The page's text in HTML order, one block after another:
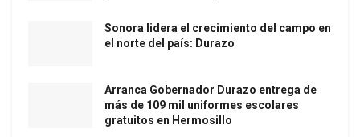
Sonora lidera el crecimiento del campo en
el norte del país: Durazo
Arranca Gobernador Durazo entrega de
más de 109 mil uniformes escolares
gratuitos en Hermosillo